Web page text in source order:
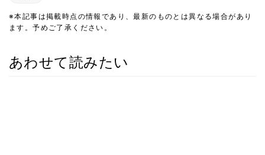
※本記事は掲載時点の情報であり、最新のものとは異なる場合があり
ます。予めご了承ください。
あわせて読みたい